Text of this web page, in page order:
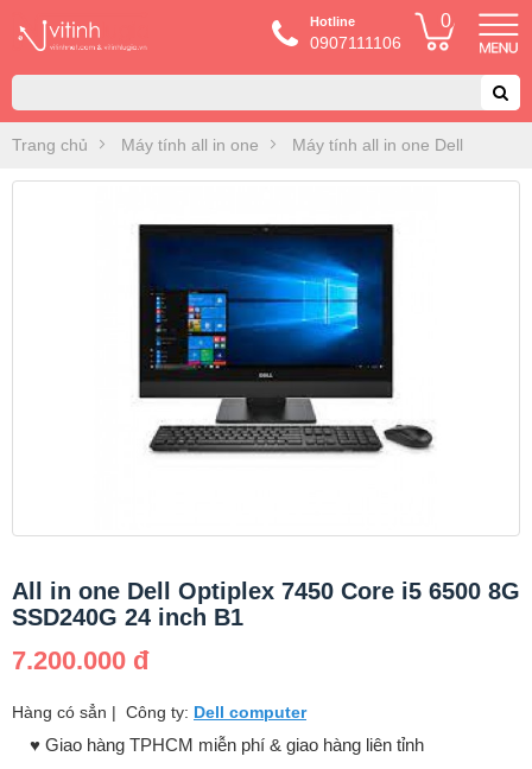
Hotline
0907111106
0
Trang chủ Máy tính all in one Máy tính all in one Dell
All in one Dell Optiplex 7450 Core i5 6500 8G
SSD240G 24 inch B1
7.200.000 đ
Hàng có sẳn | Công ty: Dell computer
♥️ Giao hàng TPHCM miễn phí & giao hàng liên tỉnh